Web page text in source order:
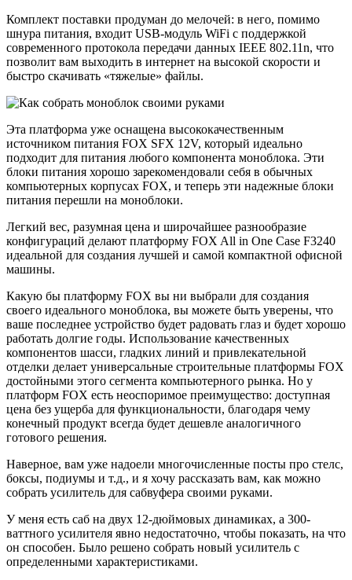
Комплект поставки продуман до мелочей: в него, помимо
шнура питания, входит USB-модуль WiFi с поддержкой
современного протокола передачи данных IEEE 802.11n, что
позволит вам выходить в интернет на высокой скорости и
быстро скачивать «тяжелые» файлы.
Эта платформа уже оснащена высококачественным
источником питания FOX SFX 12V, который идеально
подходит для питания любого компонента моноблока. Эти
блоки питания хорошо зарекомендовали себя в обычных
компьютерных корпусах FOX, и теперь эти надежные блоки
питания перешли на моноблоки.
Легкий вес, разумная цена и широчайшее разнообразие
конфигураций делают платформу FOX All in One Case F3240
идеальной для создания лучшей и самой компактной офисной
машины.
Какую бы платформу FOX вы ни выбрали для создания
своего идеального моноблока, вы можете быть уверены, что
ваше последнее устройство будет радовать глаз и будет хорошо
работать долгие годы. Использование качественных
компонентов шасси, гладких линий и привлекательной
отделки делает универсальные строительные платформы FOX
достойными этого сегмента компьютерного рынка. Но у
платформ FOX есть неоспоримое преимущество: доступная
цена без ущерба для функциональности, благодаря чему
конечный продукт всегда будет дешевле аналогичного
готового решения.
Наверное, вам уже надоели многочисленные посты про стелс,
боксы, подиумы и т.д., и я хочу рассказать вам, как можно
собрать усилитель для сабвуфера своими руками.
У меня есть саб на двух 12-дюймовых динамиках, а 300-
ваттного усилителя явно недостаточно, чтобы показать, на что
он способен. Было решено собрать новый усилитель с
определенными характеристиками.